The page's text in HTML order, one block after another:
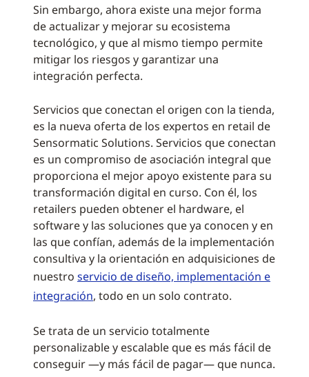
Sin embargo, ahora existe una mejor forma
de actualizar y mejorar su ecosistema
tecnológico, y que al mismo tiempo permite
mitigar los riesgos y garantizar una
integración perfecta.
Servicios que conectan el origen con la tienda,
es la nueva oferta de los expertos en retail de
Sensormatic Solutions. Servicios que conectan
es un compromiso de asociación integral que
proporciona el mejor apoyo existente para su
transformación digital en curso. Con él, los
retailers pueden obtener el hardware, el
software y las soluciones que ya conocen y en
las que confían, además de la implementación
consultiva y la orientación en adquisiciones de
nuestro servicio de diseño, implementación e
integración, todo en un solo contrato.
Se trata de un servicio totalmente
personalizable y escalable que es más fácil de
conseguir —y más fácil de pagar— que nunca.